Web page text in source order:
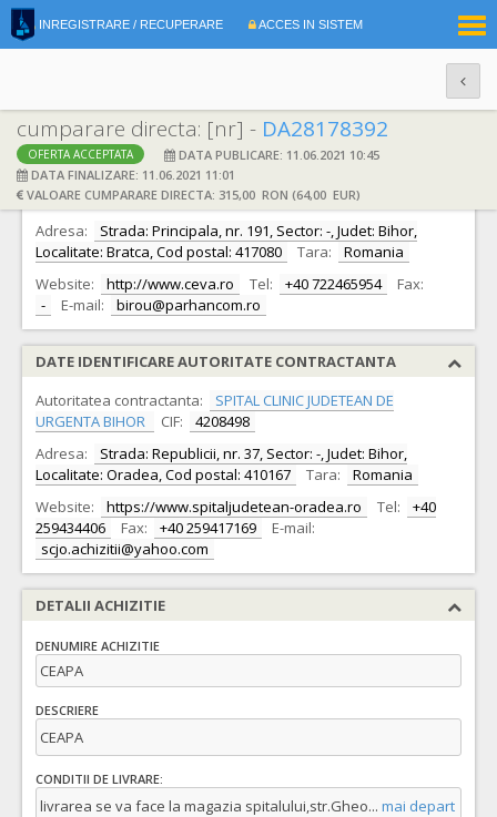
INREGISTRARE / RECUPERARE ACCES IN SISTEM
cumparare directa: [nr] - DA28178392
OFERTA ACCEPTATA
DATA PUBLICARE: 11.06.2021 10:45
DATA FINALIZARE: 11.06.2021 11:01
VALOARE CUMPARARE DIRECTA: 315,00 RON (64,00 EUR)
DATE IDENTIFICARE OFERTANT
Ofertant: S.C. PARHAN COM S.R.L. CIF: 4491776
Adresa:
Strada: Principala, nr. 191, Sector: -, Judet: Bihor,
Localitate: Bratca, Cod postal: 417080
Tara:
Romania
Website:
http://www.ceva.ro Tel: +40 722465954
Fax:
-
E-mail: birou@parhancom.ro
DATE IDENTIFICARE AUTORITATE CONTRACTANTA
Autoritatea contractanta:
SPITAL CLINIC JUDETEAN DE
URGENTA BIHOR
CIF:
4208498
Adresa:
Strada: Republicii, nr. 37, Sector: -, Judet: Bihor,
Localitate: Oradea, Cod postal: 410167
Tara:
Romania
Website:
https://www.spitaljudetean-oradea.ro Tel:
+40
259434406
Fax: +40 259417169
E-mail:
scjo.achizitii@yahoo.com
DETALII ACHIZITIE
DENUMIRE ACHIZITIE
CEAPA
DESCRIERE
CEAPA
CONDITII DE LIVRARE:
livrarea se va face la magazia spitalului,str.Gheo... mai depart